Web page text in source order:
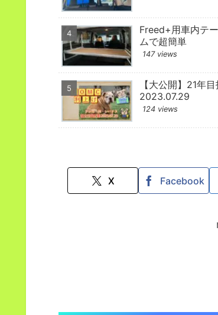
Freed+用車内テ
ムで超簡単
147 views
【大公開】21年
2023.07.29
124 views
X Facebook